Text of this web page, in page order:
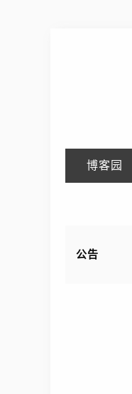
博客园
公告